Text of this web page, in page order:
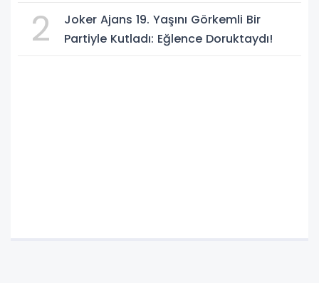
2
Joker Ajans 19. Yaşını Görkemli Bir
Partiyle Kutladı: Eğlence Doruktaydı!